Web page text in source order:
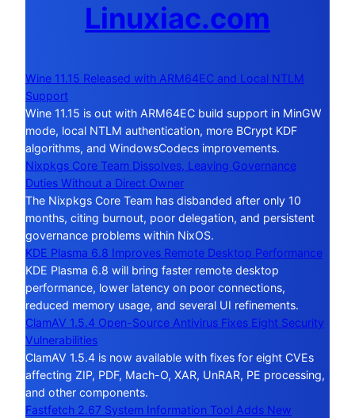
Linuxiac.com
Wine 11.15 Released with ARM64EC and Local NTLM
Support
Wine 11.15 is out with ARM64EC build support in MinGW
mode, local NTLM authentication, more BCrypt KDF
algorithms, and WindowsCodecs improvements.
Nixpkgs Core Team Dissolves, Leaving Governance
Duties Without a Direct Owner
The Nixpkgs Core Team has disbanded after only 10
months, citing burnout, poor delegation, and persistent
governance problems within NixOS.
KDE Plasma 6.8 Improves Remote Desktop Performance
KDE Plasma 6.8 will bring faster remote desktop
performance, lower latency on poor connections,
reduced memory usage, and several UI refinements.
ClamAV 1.5.4 Open-Source Antivirus Fixes Eight Security
Vulnerabilities
ClamAV 1.5.4 is now available with fixes for eight CVEs
affecting ZIP, PDF, Mach-O, XAR, UnRAR, PE processing,
and other components.
Fastfetch 2.67 System Information Tool Adds New